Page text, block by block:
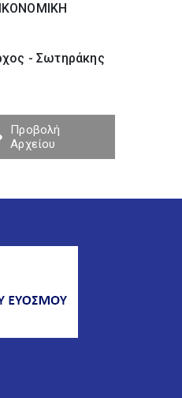
- Σωτηράκης
Προβολή
Αρχείου